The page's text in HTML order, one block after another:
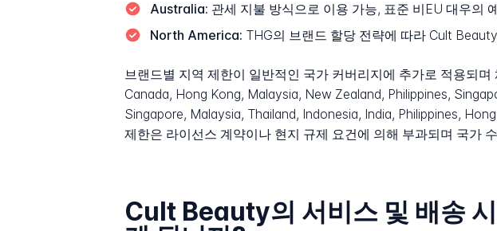
Australia: 관세 지불 방식으로 이용 가능, 표준 비EU 대우의
North America: THG의 브랜드 할당 전략에 따라 Cult
브랜드별 지역 제한이 일반적인 국가 커버리지에 추가로 적용되
Canada, Hong Kong, Malaysia, New Zealand, Philippines,
Singapore, Malaysia, Thailand, Indonesia, India, Philippines,
제한은 라이선스 계약이나 현지 규제 요건에 의해 부과되며 국가
Cult Beauty의 서비스 및 배송